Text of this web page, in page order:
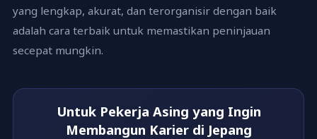
yang lengkap, akurat, dan terorganisir dengan baik
adalah cara terbaik untuk memastikan peninjauan
secepat mungkin.
Untuk Pekerja Asing yang Ingin
Membangun Karier di Jepang